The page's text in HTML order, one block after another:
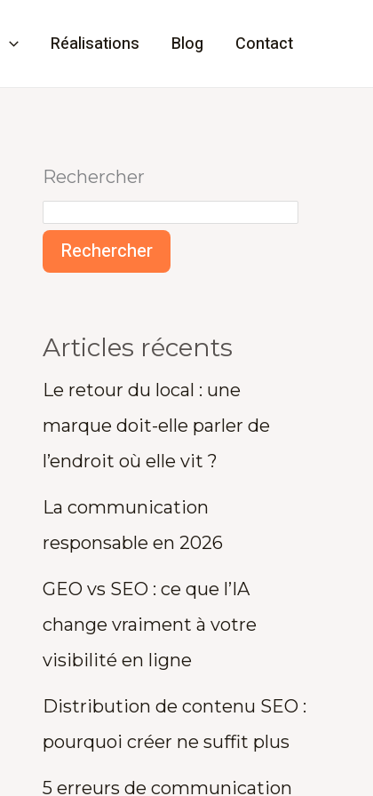
Réalisations Blog Contact
Rechercher
Rechercher
Articles récents
Le retour du local : une
marque doit-elle parler de
l’endroit où elle vit ?
La communication
responsable en 2026
GEO vs SEO : ce que l’IA
change vraiment à votre
visibilité en ligne
Distribution de contenu SEO :
pourquoi créer ne suffit plus
5 erreurs de communication